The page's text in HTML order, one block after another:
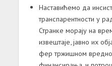
Наставићемо да
транспарентности у
Странке морају на
извештаје, јавно их
фер тржишном